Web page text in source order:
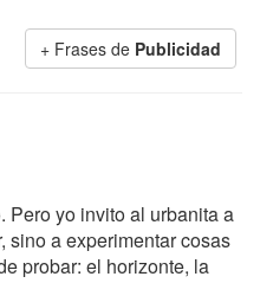
+ Frases de Publicidad
Pero yo invito al urbanita a
sino a experimentar cosas
probar: el horizonte, la